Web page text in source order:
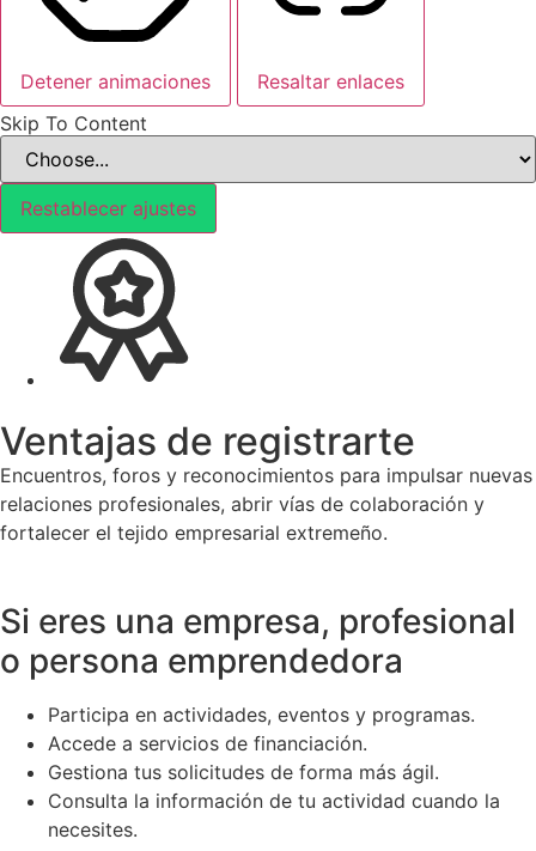
Detener animaciones
Resaltar enlaces
Skip To Content
Restablecer ajustes
Ventajas de registrarte
Encuentros, foros y reconocimientos para impulsar nuevas
relaciones profesionales, abrir vías de colaboración y
fortalecer el tejido empresarial extremeño.
Si eres una empresa, profesional
o persona emprendedora
Participa en actividades, eventos y programas.
Accede a servicios de financiación.
Gestiona tus solicitudes de forma más ágil.
Consulta la información de tu actividad cuando la
necesites.